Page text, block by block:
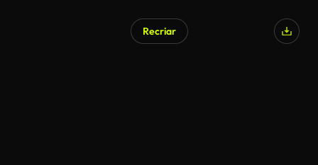
Recriar